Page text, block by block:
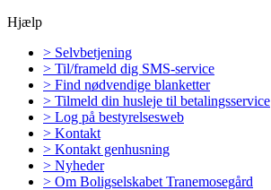
Hjælp
> Selvbetjening
> Til/frameld dig SMS-service
> Find nødvendige blanketter
> Tilmeld din husleje til betalingsservice
> Log på bestyrelsesweb
> Kontakt
> Kontakt genhusning
> Nyheder
> Om Boligselskabet Tranemosegård